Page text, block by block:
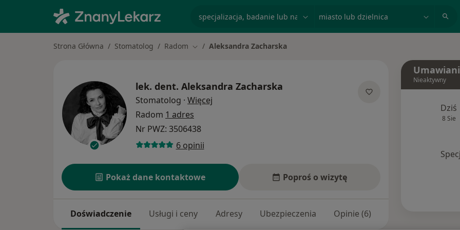
Strona Główna Stomatolog Radom Zmień miasto
Aleksandra Zacharska
lek. dent. Aleksandra Zacharska
Stomatolog · Więcej
Radom 1 adres
Nr PWZ: 3506438
6 opinii
Pokaż dane kontaktowe Poproś o wizytę
Doświadczenie Usługi i ceny Adresy Ubezpieczenia Opinie (6)
Nieaktywny
Dziś
8 Sie